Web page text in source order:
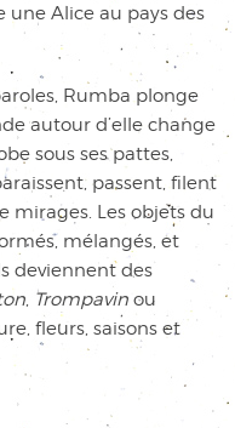
une Alice au pays des
Rumba plonge
autour d’elle change
sous ses pattes,
passent, filent
mirages. Les objets du
mélangés, et
deviennent des
, Trompavin ou
fleurs, saisons et